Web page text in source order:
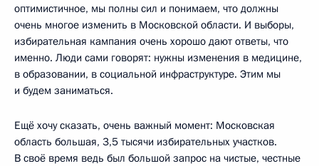
оптимистичное, мы полны сил и понимаем, что должны
очень многое изменить в Московской области. И выборы,
избирательная кампания очень хорошо дают ответы, что
именно. Люди сами говорят: нужны изменения в медицине,
в образовании, в социальной инфраструктуре. Этим мы
и будем заниматься.
Ещё хочу сказать, очень важный момент: Московская
область большая, 3,5 тысячи избирательных участков.
В своё время ведь был большой запрос на чистые, честные